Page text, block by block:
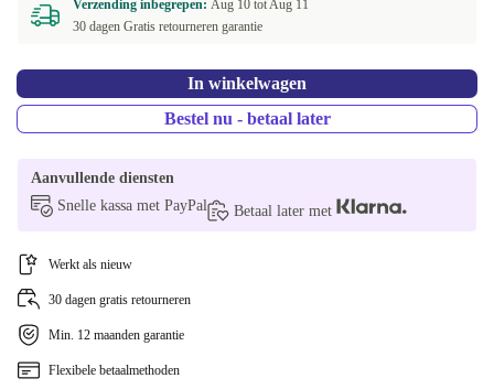
Verzending inbegrepen: Aug 10 totAug 11
30 dagen Gratis retourneren garantie
In winkelwagen
Bestel nu - betaal later
Aanvullende diensten
Snelle kassa met PayPal
Betaal later met
Werkt als nieuw
30 dagen gratis retourneren
Min. 12 maanden garantie
Flexibele betaalmethoden